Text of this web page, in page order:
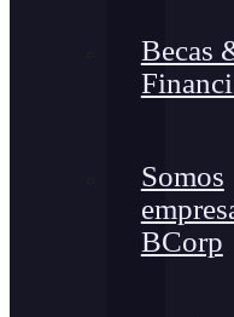
Becas
Somos
BCorp